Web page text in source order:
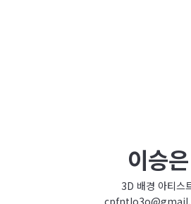
이승은
3D 배경 아티스